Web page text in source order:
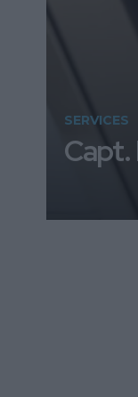
Capt.
SERVICES